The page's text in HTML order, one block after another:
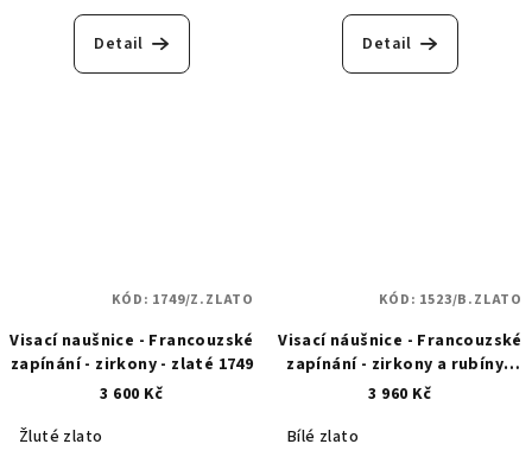
Detail Detail
Visací naušnice - Francouzské
zapínání - zirkony - zlaté 1749
3 600 Kč
Žluté zlato
KÓD: 1749/Z.ZLATO
Visací náušnice - Francouzské
zapínání - zirkony a rubíny -
bílé zlato - 1523
3 960 Kč
Bílé zlato
KÓD: 1523/B.ZLATO